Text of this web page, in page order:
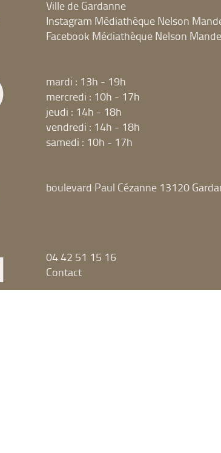
Ville de Gardanne
Instagram Médiathèque Nelson
Facebook Médiathèque Nelson
mardi : 13h - 19h
mercredi : 10h - 17h
jeudi : 14h - 18h
vendredi : 14h - 18h
samedi : 10h - 17h
boulevard Paul Cézanne 13120
04 42 51 15 16
Contact